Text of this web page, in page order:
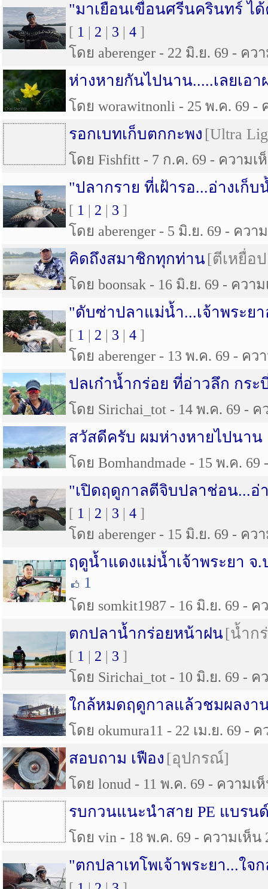
"มาเยือนเขื่อนศรีนครินทร์ ไ
[ 1 | 2 | 3 | 4 ]
โดย aberenger - 22 มิ.ย. 69 - คว
ห่างหายกันไปนาน.....เลยเอ
โดย worawitnonli - 25 พ.ค. 69 -
รอกเบทเก็บตกกะพง [Ultra
โดย Fishfitt - 7 ก.ค. 69 - ความเ
"ปลากราย ที่เฝ้ารอ...อ่างเก็
[ 1 | 2 | 3 ]
โดย aberenger - 5 มิ.ย. 69 - ควา
คิดถึงสมาชิกทุกท่าน [ตีเหยื่อ
โดย boonsak - 16 มิ.ย. 69 - ควา
"ดับซ่าปลาแม่น้ำ...เจ้าพระย
[ 1 | 2 | 3 | 4 ]
โดย aberenger - 13 พ.ค. 69 - คว
ปลเก๋าน้ำกร่อย ที่อ่าวลึก กระ
โดย Sirichai_tot - 14 พ.ค. 69 - ค
สวัสดีครับ ผมห่างหายไปนา
โดย Bomhandmade - 15 พ.ค.
"เปิดฤดูกาลตีจิบปลาช่อน...อ่
[ 1 | 2 | 3 | 4 ]
โดย aberenger - 15 มิ.ย. 69 - คว
ฤดูน้ำแดงแม่น้ำเจ้าพระยา จ.
1
โดย somkit1987 - 16 มิ.ย. 69 - ค
ตกปลาน้ำกร่อยหน้าฝน [น้ำก
[ 1 | 2 | 3 ]
โดย Sirichai_tot - 10 มิ.ย. 69 - ค
ใกล้หมดฤดูกาลแล้วชมผลงา
โดย okumura11 - 22 เม.ย. 69 -
สอบถาม เฟือง [อุปกรณ์]
โดย lonud - 11 พ.ค. 69 - ความเ
รบกวนแนะนำสาย PE แบรน
โดย vin - 18 พ.ค. 69 - ความเห็น
"ตกปลาเทโพเจ้าพระยา...ใจ